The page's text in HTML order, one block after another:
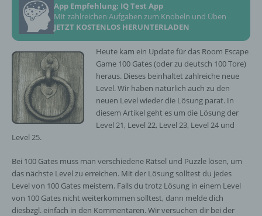
App Empfehlung: IQ Test App
Mit zahlreichen Aufgaben zum Knobeln und Üben
JETZT KOSTENLOS HERUNTERLADEN
Heute kam ein Update für das Room Escape
Game 100 Gates (oder zu deutsch 100 Tore)
heraus. Dieses beinhaltet zahlreiche neue
Level. Wir haben natürlich auch zu den
neuen Level wieder die Lösung parat. In
diesem Artikel geht es um die Lösung der
Level 21, Level 22, Level 23, Level 24 und
Level 25.
Bei 100 Gates muss man verschiedene Rätsel und Puzzle lösen, um
das nächste Level zu erreichen. Mit der Lösung solltest du jedes
Level von 100 Gates meistern. Falls du trotz Lösung in einem Level
von 100 Gates nicht weiterkommen solltest, dann melde dich
diesbzgl. einfach in den Kommentaren. Wir versuchen dir bei der